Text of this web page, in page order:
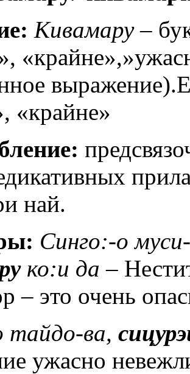
Кивамару–
«крайне»
най.
Синго:-о
ко:и да –
– это очень
тайдо-ва,
ужасно